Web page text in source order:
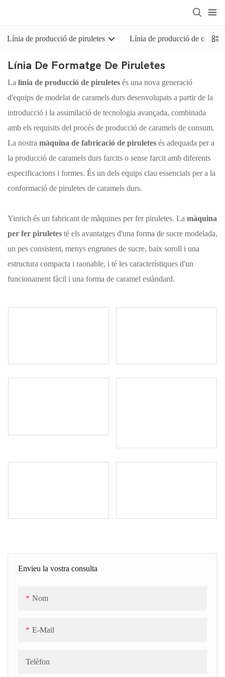
Línia de producció de piruletes Línia de producció de
Línia De Formatge De Piruletes
La línia de producció de piruletes és una nova generació
d'equips de modelat de caramels durs desenvolupats a partir de la
introducció i la assimilació de tecnologia avançada, combinada
amb els requisits del procés de producció de caramels de consum.
La nostra màquina de fabricació de piruletes és adequada per a
la producció de caramels durs farcits o sense farcit amb diferents
especificacions i formes. És un dels equips clau essencials per a la
conformació de piruletes de caramels durs.
Yinrich és un fabricant de màquines per fer piruletes. La màquina
per fer piruletes té els avantatges d'una forma de sucre modelada,
un pes consistent, menys engrunes de sucre, baix soroll i una
estructura compacta i raonable, i té les característiques d'un
funcionament fàcil i una forma de caramel estàndard.
Envieu la vostra consulta
Nom
E-Mail
Telèfon